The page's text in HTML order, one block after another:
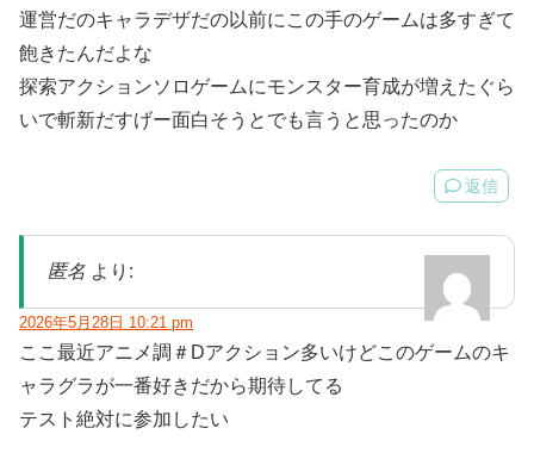
運営だのキャラデザだの以前にこの手のゲームは多すぎて
飽きたんだよな
探索アクションソロゲームにモンスター育成が増えたぐら
いで斬新だすげー面白そうとでも言うと思ったのか
返信
匿名 より:
2026年5月28日 10:21 pm
ここ最近アニメ調＃Dアクション多いけどこのゲームのキ
ャラグラが一番好きだから期待してる
テスト絶対に参加したい